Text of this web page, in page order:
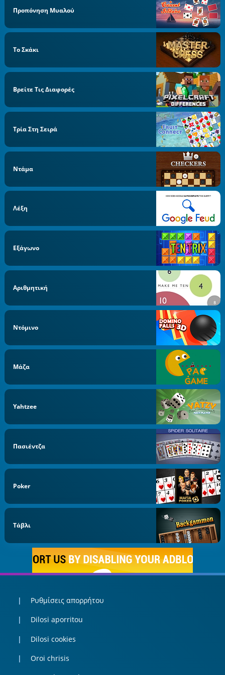
Προπόνηση Μυαλού
Το Σκάκι
Βρείτε Τις Διαφορές
Τρία Στη Σειρά
Ντάμα
Λέξη
Εξάγωνο
Αριθμητική
Ντόμινο
Μάζα
Yahtzee
Πασιέντζα
Poker
Τάβλι
Ρυθμίσεις απορρήτου
Dilosi aporritou
Dilosi cookies
Oroi chrisis